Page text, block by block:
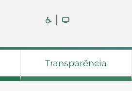
Transparência